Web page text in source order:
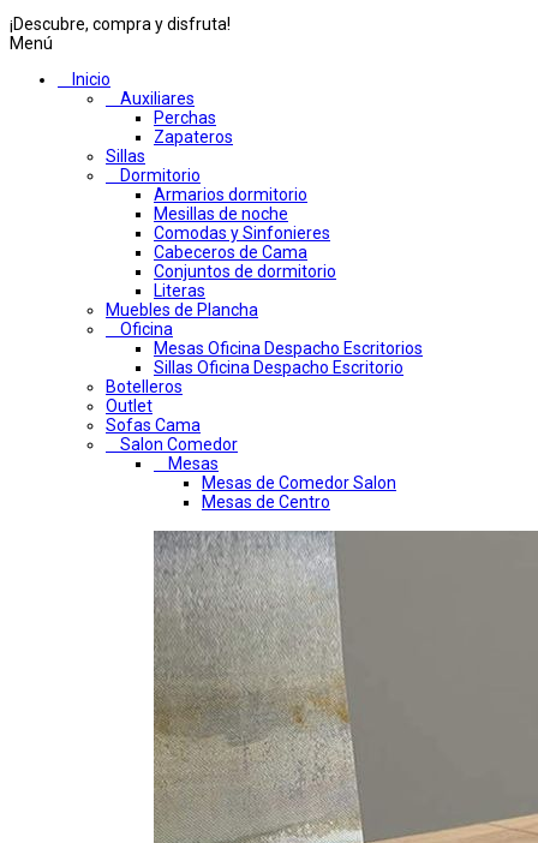
¡Descubre, compra y disfruta!
Menú
Inicio
Auxiliares
Perchas
Zapateros
Sillas
Dormitorio
Armarios dormitorio
Mesillas de noche
Comodas y Sinfonieres
Cabeceros de Cama
Conjuntos de dormitorio
Literas
Muebles de Plancha
Oficina
Mesas Oficina Despacho Escritorios
Sillas Oficina Despacho Escritorio
Botelleros
Outlet
Sofas Cama
Salon Comedor
Mesas
Mesas de Comedor Salon
Mesas de Centro